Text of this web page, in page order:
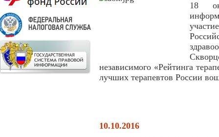
18
независимого «Рейтинга
лучших терапевтов России
10.10.2016